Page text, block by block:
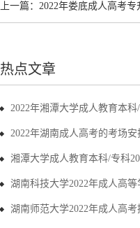
上一篇： 2022年娄底成人高考专
热点文章
2022年湘潭大学成人教育本科
2022年湖南成人高考的考场安
湘潭大学成人教育本科/专科
湖南科技大学2022年成人高
湖南师范大学2022年成人高